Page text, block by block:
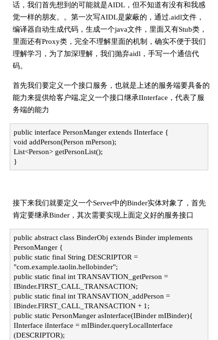
话，我们首先想到的可能就是AIDL，但不知道有没有和我感
觉一样的朋友。。第一次写AIDL是蒙蔽的，通过.aidl文件，
编译器自动生成代码，生成一个java文件，里面又有Stub类，
里面还有Proxy类，完全不理解里面的机制，确实不便于我们
理解学习，为了加深理解，我们抛弃aidl，手写一个通信代
码。
首先我们要定义一个接口服务，也就是上述的服务端要具备的
能力来提供给客户端,定义一个接口继承IInterface，代表了服
务端的能力
public interface PersonManger extends IInterface {
void addPerson(Person mPerson);
List<Person> getPersonList();
}
接下来我们就要定义一个Server中的Binder实体对象了，首先
肯定要继承Binder，其次需要实现上面定义好的服务接口
public abstract class BinderObj extends Binder implements
PersonManger {
public static final String DESCRIPTOR =
"com.example.taolin.hellobinder";
public static final int TRANSAVTION_getPerson =
IBinder.FIRST_CALL_TRANSACTION;
public static final int TRANSAVTION_addPerson =
IBinder.FIRST_CALL_TRANSACTION + 1;
public static PersonManger asInterface(IBinder mIBinder){
IInterface iInterface = mIBinder.queryLocalInterface
(DESCRIPTOR);